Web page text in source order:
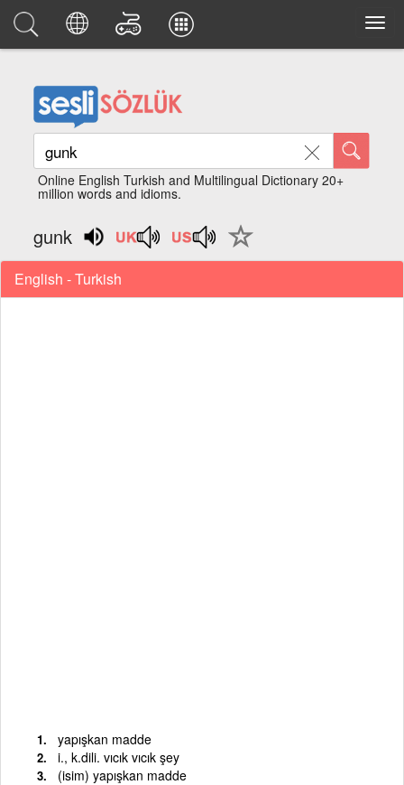
Online English Turkish and Multilingual Dictionary 20+
million words and idioms.
gunk
English - Turkish
yapışkan madde
i., k.dili. vıcık vıcık şey
(isim) yapışkan madde